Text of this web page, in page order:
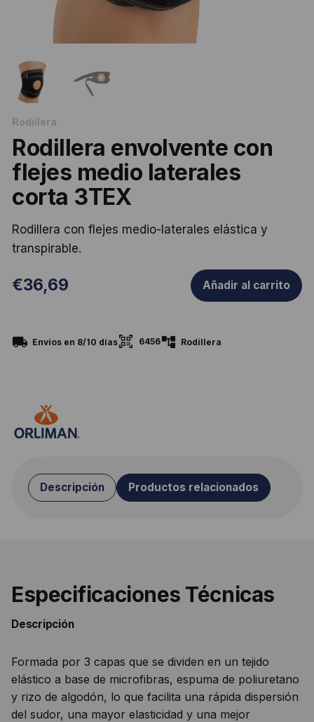
Rodillera
Rodillera envolvente con
flejes medio laterales
corta 3TEX
Rodillera con flejes medio-laterales elástica y
transpirable.
€36,69 Añadir al carrito
Envíos en 8/10 días 6456 Rodillera
Descripción Productos relacionados
Especificaciones Técnicas
Descripción
Formada por 3 capas que se dividen en un tejido
elástico a base de microfibras, espuma de poliuretano
y rizo de algodón, lo que facilita una rápida dispersión
del sudor, una mayor elasticidad y una mejor